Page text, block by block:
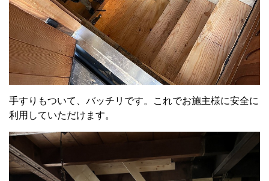
手すりもついて、バッチリです。これでお施主様に安全に
利用していただけます。